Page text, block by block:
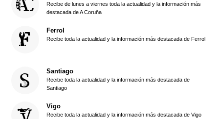
Recibe de lunes a viernes toda la actualidad y la información más
destacada de A Coruña
Ferrol
Recibe toda la actualidad y la información más destacada de Ferrol
Santiago
Recibe toda la actualidad y la información más destacada de
Santiago
Vigo
Recibe toda la actualidad y la información más destacada de Vigo